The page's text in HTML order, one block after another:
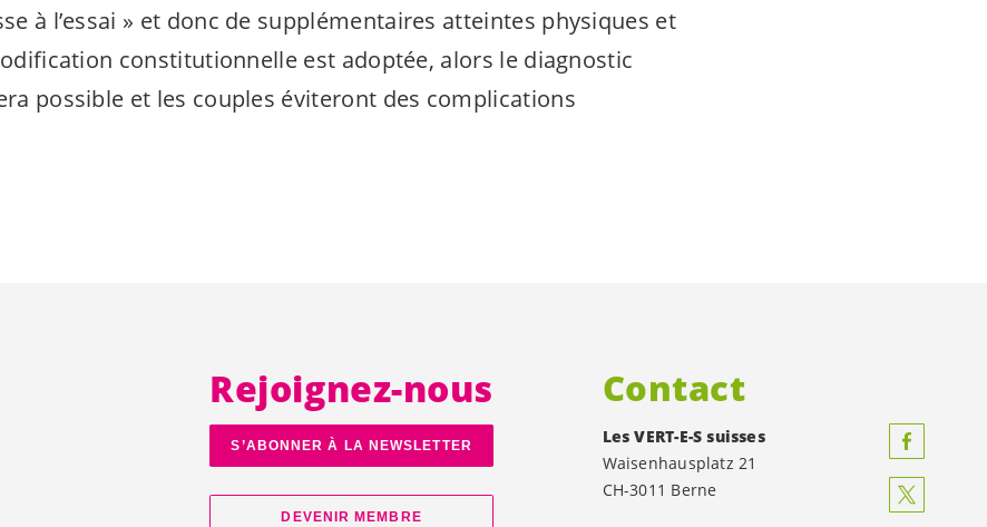
à l’essai » et donc de supplémentaires atteintes physiques et
constitutionnelle est adoptée, alors le diagnostic
possible et les couples éviteront des complications
Rejoignez-nous
S’ABONNER À LA NEWSLETTER
DEVENIR MEMBRE
Contact
LesVERT-E-S suisses
Waisenhausplatz 21
CH-3011 Berne